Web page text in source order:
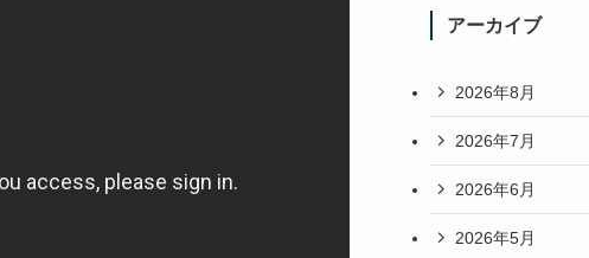
アーカイブ
2026年8月
2026年7月
2026年6月
2026年5月